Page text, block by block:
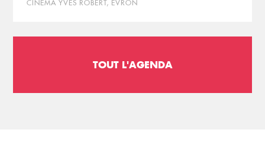
CINÉMA YVES ROBERT, EVRON
TOUT L'AGENDA